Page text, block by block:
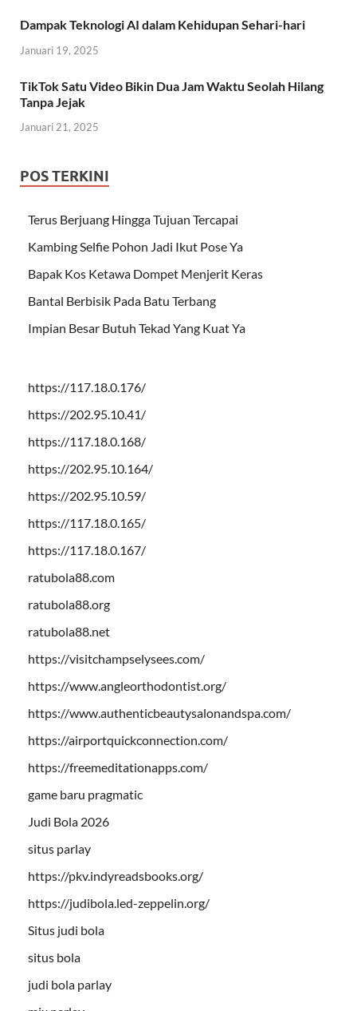
Dampak Teknologi AI dalam Kehidupan Sehari-hari
Januari 19, 2025
TikTok Satu Video Bikin Dua Jam Waktu Seolah Hilang
Tanpa Jejak
Januari 21, 2025
POS TERKINI
Terus Berjuang Hingga Tujuan Tercapai
Kambing Selfie Pohon Jadi Ikut Pose Ya
Bapak Kos Ketawa Dompet Menjerit Keras
Bantal Berbisik Pada Batu Terbang
Impian Besar Butuh Tekad Yang Kuat Ya
https://117.18.0.176/
https://202.95.10.41/
https://117.18.0.168/
https://202.95.10.164/
https://202.95.10.59/
https://117.18.0.165/
https://117.18.0.167/
ratubola88.com
ratubola88.org
ratubola88.net
https://visitchampselysees.com/
https://www.angleorthodontist.org/
https://www.authenticbeautysalonandspa.com/
https://airportquickconnection.com/
https://freemeditationapps.com/
game baru pragmatic
Judi Bola 2026
situs parlay
https://pkv.indyreadsbooks.org/
https://judibola.led-zeppelin.org/
Situs judi bola
situs bola
judi bola parlay